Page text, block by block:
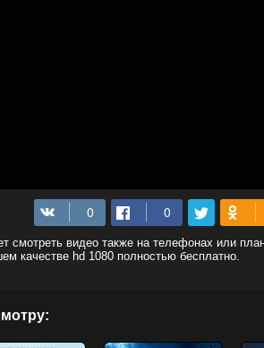
смотреть видео также на телефонах или
качестве hd 1080 полностью бесплатно.